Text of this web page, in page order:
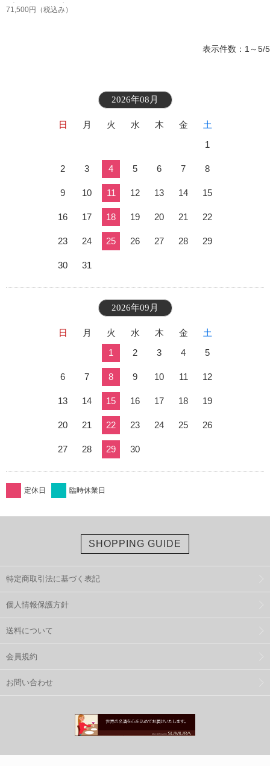
ブルゴーニュ 赤）
71,500円 （税込み）
表示件数：1～5/5
2026年08月
日 月 火 水 木 金
土
1
2 3 4 5 6 7 8
9 10 11 12 13 14 15
16 17 18 19 20 21 22
23 24 25 26 27 28 29
30 31
2026年09月
日 月 火 水 木 金
土
1
2 3 4 5
6 7 8 9 10 11 12
13 14 15 16 17 18 19
20 21 22 23 24 25 26
27 28 29 30
定休日 臨時休業日
SHOPPING GUIDE
特定商取引法に基づく表記
個人情報保護方針
送料について
会員規約
お問い合わせ